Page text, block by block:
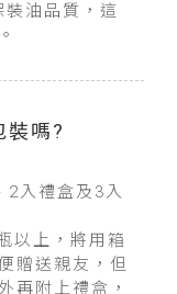
油品質，這
裝嗎?
2入禮盒及3入
以上，將用箱
贈送親友，但
再附上禮盒，